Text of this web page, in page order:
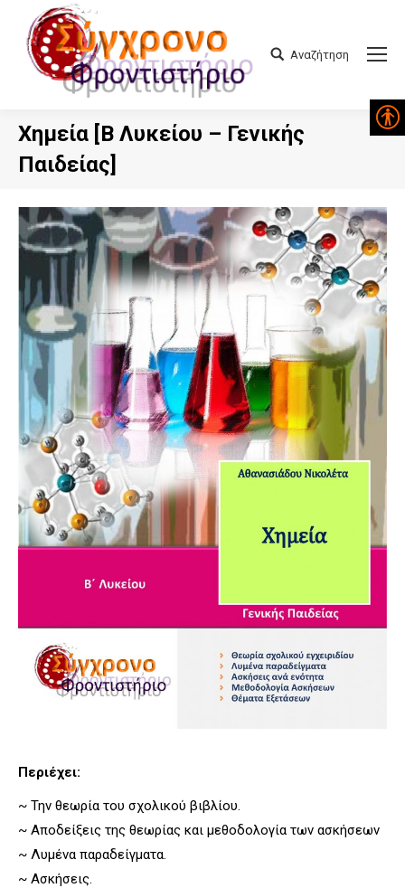
Search:Αναζήτηση
Χημεία [Β Λυκείου – Γενικής
Παιδείας]
Περιέχει:
~ Την θεωρία του σχολικού βιβλίου.
~ Αποδείξεις της θεωρίας και μεθοδολογία των ασκήσεων
~ Λυμένα παραδείγματα.
~ Ασκήσεις.